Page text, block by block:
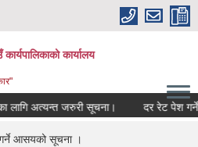
कार्यालय
लागि अत्यन्त जरुरी सूचना। दर रेट पेश गर्ने
आसयको सूचना ।